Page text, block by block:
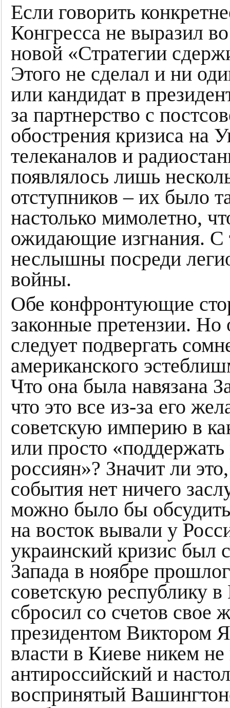
Если говорить
Конгресса не выразил
новой «Стратегии
Этого не сделал и ни
или кандидат в
за партнерство с
обострения кризиса на
телеканалов и
появлялось лишь
отступников – их было
настолько мимолетно,
ожидающие изгнания. С
неслышны посреди
войны.
Обе конфронтующие
законные претензии. Но
следует подвергать
американского
Что она была навязана
что это все из-за его
советскую империю в
или просто
россиян»? Значит ли
события нет ничего
можно было бы
на восток вывали у
украинский кризис был
Запада в ноябре
советскую республику
сбросил со счетов свое
президентом Виктором
власти в Киеве никем
антироссийский и
воспринятый